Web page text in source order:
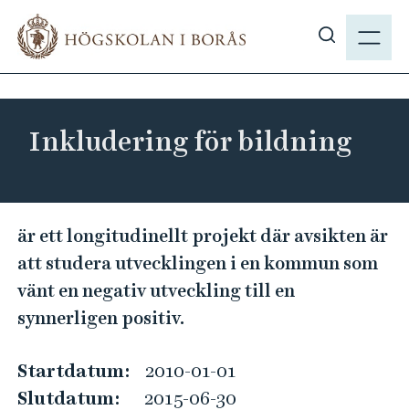
a
l
u
N
Y
i
s
a
s
k
å
h
Inkludering för bildning
I
n
k
l
u
d
e
är ett longitudinellt projekt där avsikten är
att studera utvecklingen i en kommun som
vänt en negativ utveckling till en
synnerligen positiv.
Startdatum:
2010-01-01
Slutdatum:
2015-06-30